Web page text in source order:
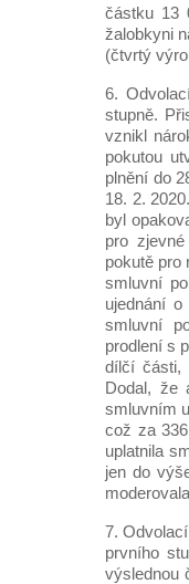
částku 13
žalobkyni
(čtvrtý
6.
stupně.
vznikl
pokutou
plnění do
18. 2.
byl
pro
pokutě pro
smluvní
ujednání
smluvní
prodlení s
dílčí části,
Dodal, že
smluvním
což za
uplatnila
jen do
7.
prvního
výslednou